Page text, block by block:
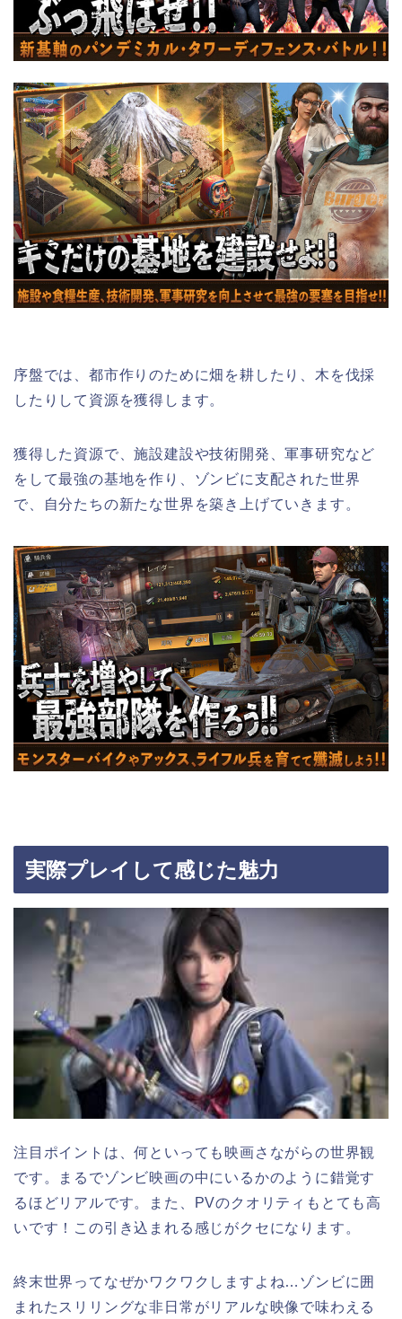
序盤では、都市作りのために畑を耕したり、木を伐採
したりして資源を獲得します。
獲得した資源で、施設建設や技術開発、軍事研究など
をして最強の基地を作り、ゾンビに支配された世界
で、自分たちの新たな世界を築き上げていきます。
実際プレイして感じた魅力
注目ポイントは、何といっても 映画さながらの世界観
です。まるでゾンビ映画の中にいるかのように錯覚す
るほどリアルです。また、PVのクオリティもとても高
いです！この引き込まれる感じがクセになります。
終末世界ってなぜかワクワクしますよね…ゾンビに囲
まれたスリリングな非日常がリアルな映像で味わえる